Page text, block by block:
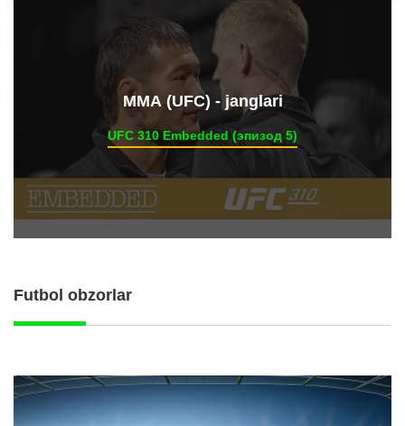
ММА (UFC) - janglari
UFC 310 Embedded (эпизод 5)
Futbol obzorlar